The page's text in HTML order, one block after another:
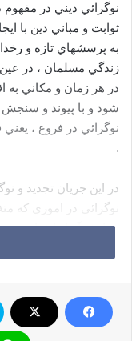
نوگرائي ديني در
ثوابت و مباني دين با
به پرسشهاي تازه و
زندگي مسلمان ، در
در هر زمان و مكاني به
شود و با پيوند و سنجش
نوگرائي در فروع ،
.
در اين جريان تجديد و
نوگرائي در اموري كه
پيدايش آنها را فراهم
اين امر هيچ تناقضي با
آثار و فروع ناشي از
و همچنان تازگي پذير
قواعد و اركان ثوابت